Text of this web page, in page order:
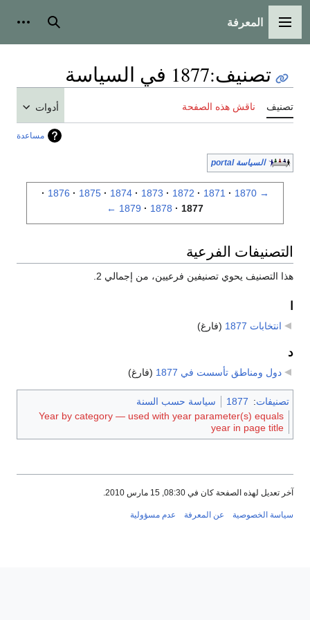
القائمة الرئيسية
المعرفة بحث
تصنيف:1877 في السياسة
تصنيف ناقش هذه الصفحة أدوات
مساعدة
السياسة portal
→
1870
1871
1872
1873
1874
1875
1876
1877
1878
1879
←
التصنيفات الفرعية
هذا التصنيف يحوي تصنيفين فرعيين، من إجمالي 2.
انتخابات 1877 (فارغ)
د
دول ومناطق تأسست في 1877 (فارغ)
تصنيفات:
1877
سياسة حسب السنة
Year by category — used with year parameter(s) equals
year in page title
آخر تعديل لهذه الصفحة كان في 08:30, 15 مارس 2010.
سياسة الخصوصية عن المعرفة عدم مسؤولية